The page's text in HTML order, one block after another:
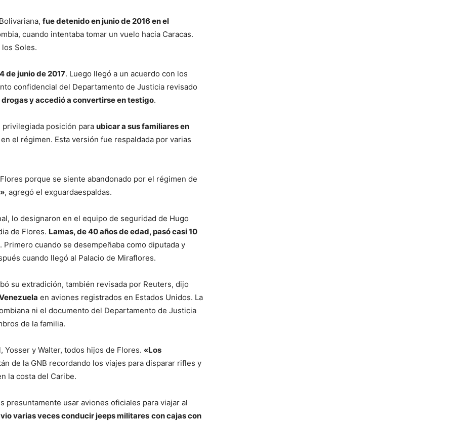
fue detenido en junio de 2016 en el
cuando intentaba tomar un vuelo hacia Caracas.
Soles.
de junio de 2017. Luego llegó a un acuerdo con los
confidencial del Departamento de Justicia revisado
y accedió a convertirse en testigo.
posición para ubicar a sus familiares en
en el régimen. Esta versión fue respaldada por varias
porque se siente abandonado por el régimen de
, agregó el exguardaespaldas.
lo designaron en el equipo de seguridad de Hugo
de Flores. Lamas, de 40 años de edad, pasó casi 10
Primero cuando se desempeñaba como diputada y
cuando llegó al Palacio de Miraflores.
su extradición, también revisada por Reuters, dijo
en aviones registrados en Estados Unidos. La
ni el documento del Departamento de Justicia
de la familia.
Yosser y Walter, todos hijos de Flores. «Los
de la GNB recordando los viajes para disparar rifles y
la costa del Caribe.
presuntamente usar aviones oficiales para viajar al
varias veces conducir jeeps militares con cajas con